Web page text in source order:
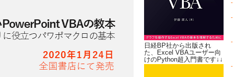
日経BP社から出版され
た、Excel VBAユーザー向
けのPython超入門書です↓↓